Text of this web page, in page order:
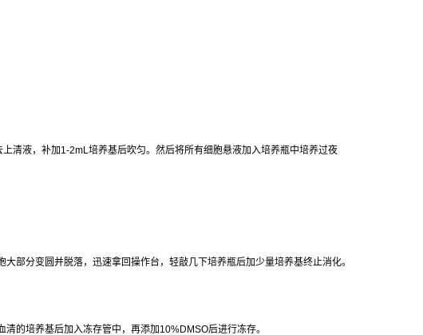
上清液，补加1-2mL 培养基后吹匀。然后将所有细胞悬液加入培养瓶中培养过夜
部分变圆并脱落，迅速拿回操作台，轻敲几下培养瓶后加少量培养基终止消化。
清的培养基后加入冻存管中，再添加10%DMSO后进行冻存。